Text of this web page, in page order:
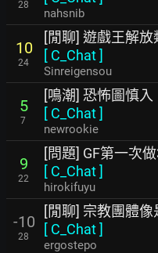
28
nahsnib
10
24
[閒聊] 遊戲王解
[ C_Chat]
Sinreigensou
5
7
[鳴潮] 恐怖圖慎入
[ C_Chat]
newrookie
9
22
[問題] GF第一次
[ C_Chat]
hirokifuyu
-10
28
[閒聊] 宗教團體
[ C_Chat]
ergostepo